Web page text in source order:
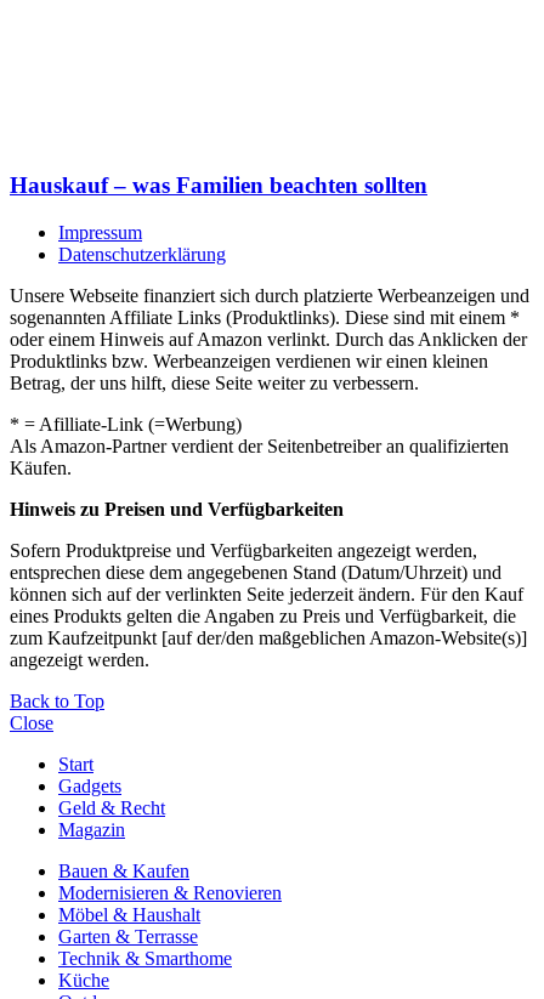
Hauskauf – was Familien beachten sollten
Impressum
Datenschutzerklärung
Unsere Webseite finanziert sich durch platzierte Werbeanzeigen und
sogenannten Affiliate Links (Produktlinks). Diese sind mit einem *
oder einem Hinweis auf Amazon verlinkt. Durch das Anklicken der
Produktlinks bzw. Werbeanzeigen verdienen wir einen kleinen
Betrag, der uns hilft, diese Seite weiter zu verbessern.
* = Afilliate-Link (=Werbung)
Als Amazon-Partner verdient der Seitenbetreiber an qualifizierten
Käufen.
Hinweis zu Preisen und Verfügbarkeiten
Sofern Produktpreise und Verfügbarkeiten angezeigt werden,
entsprechen diese dem angegebenen Stand (Datum/Uhrzeit) und
können sich auf der verlinkten Seite jederzeit ändern. Für den Kauf
eines Produkts gelten die Angaben zu Preis und Verfügbarkeit, die
zum Kaufzeitpunkt [auf der/den maßgeblichen Amazon-Website(s)]
angezeigt werden.
Back to Top
Close
Start
Gadgets
Geld & Recht
Magazin
Bauen & Kaufen
Modernisieren & Renovieren
Möbel & Haushalt
Garten & Terrasse
Technik & Smarthome
Küche